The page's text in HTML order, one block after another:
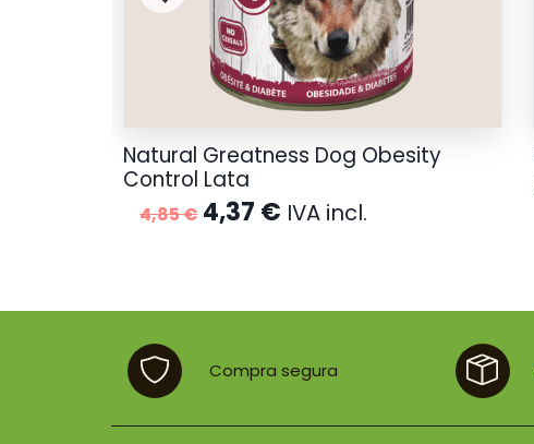
Natural Greatness Dog Obesity
Control Lata
4,85€ El
precio
4,85 €.
4,37 € El
4,37 €.
IVA incl.
Compra segura